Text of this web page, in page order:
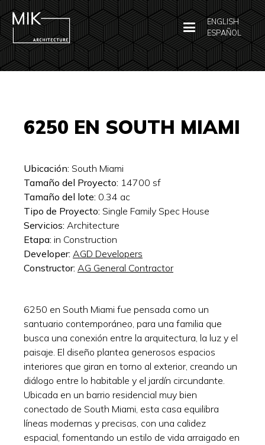
ENGLISH
ESPAÑOL
6250 EN SOUTH MIAMI
Ubicación: South Miami
Tamaño del Proyecto: 14700 sf
Tamaño del lote: 0.34 ac
Tipo de Proyecto: Single Family Spec House
Servicios: Architecture
Etapa: in Construction
Developer: AGD Developers
Constructor: AG General Contractor
6250 en South Miami fue pensada como un
santuario contemporáneo, para una familia que
busca una conexión entre la arquitectura, la luz y el
paisaje. El diseño plantea generosos espacios
interiores que giran en torno al exterior, creando un
diálogo entre lo habitable y el jardín circundante.
Ubicada en un barrio residencial muy bien
conectado de South Miami, esta casa equilibra
líneas modernas y precisas, con una calidez
espacial, fomentando un estilo de vida arraigado en